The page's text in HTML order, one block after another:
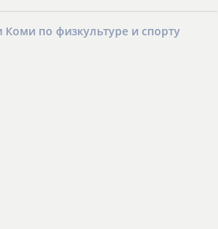
Коми по физкультуре и спорту